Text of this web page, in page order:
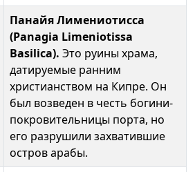
Панайя Лимениотисса
(Panagia Limeniotissa
Basilica). Это руины храма,
датируемые ранним
христианством на Кипре. Он
был возведен в честь богини-
покровительницы порта, но
его разрушили захватившие
остров арабы.